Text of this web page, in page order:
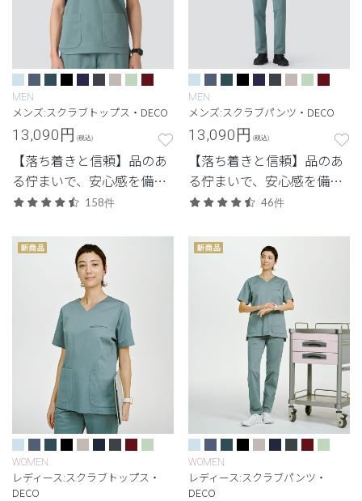
MEN
メンズ:スクラブトップス・DECO
13,090円 (税込)
【落ち着きと信頼】品のあ
る佇まいで、安心感を備え
た定番シリーズ。
158件
MEN
メンズ:スクラブパンツ・DECO
13,090円 (税込)
【落ち着きと信頼】品のあ
る佇まいで、安心感を備え
た定番シリーズ。
46件
WOMEN
レディース:スクラブトップス・
DECO
WOMEN
レディース:スクラブパンツ・
DECO